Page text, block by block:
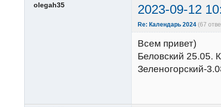
olegah35 2023-09-12
Re: Календарь 2024 (67
Всем привет)
Беловский 25.05.
Зеленогорский-